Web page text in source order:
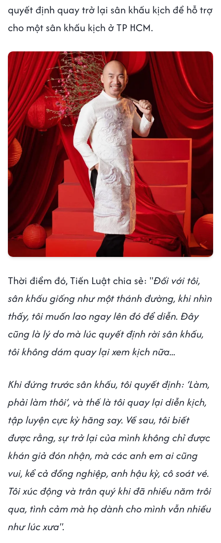
quyết định quay trở lại sân khấu kịch để hỗ trợ
cho một sân khấu kịch ở TP HCM.
Thời điểm đó, Tiến Luật chia sẻ: "Đối với tôi,
sân khấu giống như một thánh đường, khi nhìn
thấy, tôi muốn lao ngay lên đó để diễn. Đây
cũng là lý do mà lúc quyết định rời sân khấu,
tôi không dám quay lại xem kịch nữa...
Khi đứng trước sân khấu, tôi quyết định: ‘Làm,
phải làm thôi’, và thế là tôi quay lại diễn kịch,
tập luyện cực kỳ hăng say. Về sau, tôi biết
được rằng, sự trở lại của mình không chỉ được
khán giả đón nhận, mà các anh em ai cũng
vui, kể cả đồng nghiệp, anh hậu kỳ, cô soát vé.
Tôi xúc động và trân quý khi đã nhiều năm trôi
qua, tình cảm mà họ dành cho mình vẫn nhiều
như lúc xưa".